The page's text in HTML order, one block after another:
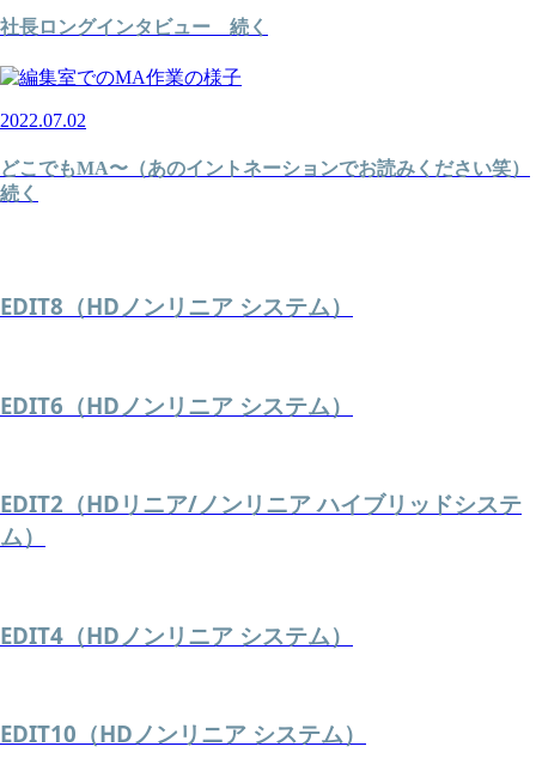
社長ロングインタビュー 続く
2022.07.02
どこでもMA〜（あのイントネーションでお読みください笑）
続く
EDIT8（HDノンリニア システム）
EDIT6（HDノンリニア システム）
EDIT2（HDリニア/ノンリニア ハイブリッドシステ
ム）
EDIT4（HDノンリニア システム）
EDIT10（HDノンリニア システム）